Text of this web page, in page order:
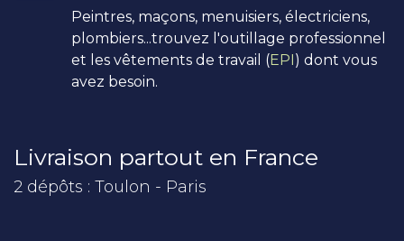
Peintres, maçons, menuisiers, électriciens,
plombiers...trouvez l'outillage professionnel
et les vêtements de travail (EPI) dont vous
avez besoin.
Livraison partout en France
2 dépôts : Toulon - Paris